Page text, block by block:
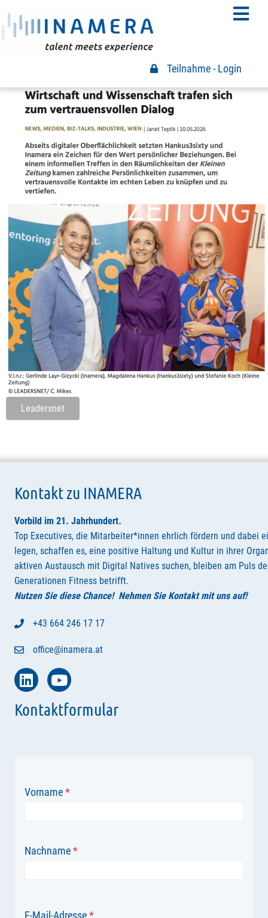
Teilnahme Login
Teilnahme - Login
Leadersnet
Kontakt zu INAMERA
Vorbild im 21. Jahrhundert.
Top Executives, die Mitarbeiter*innen ehrlich fördern und dabei
legen, schaffen es, eine positive Haltung und Kultur in ihrer
aktiven Austausch mit Digital Natives suchen, bleiben am Puls
Generationen Fitness betrifft.
Nutzen Sie diese Chance! Nehmen Sie Kontakt mit uns auf!
+43 664 246 17 17
office@inamera.at
Kontaktformular
Vorname*
Nachname*
E-Mail-Adresse*